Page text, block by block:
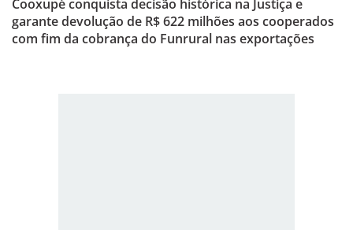
Cooxupé conquista decisão histórica na Justiça e
garante devolução de R$ 622 milhões aos cooperados
com fim da cobrança do Funrural nas exportações